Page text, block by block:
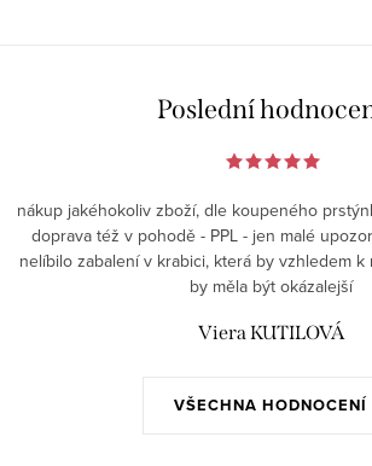
Poslední
VŠECHNA HODNOCENÍ
nákup jakéhokoliv zboží, dle koupeného
doprava též v pohodě - PPL - jen malé
nelíbilo zabalení v krabici, která by vzhledem
by měla být okázalejší
Viera KUTILOVÁ